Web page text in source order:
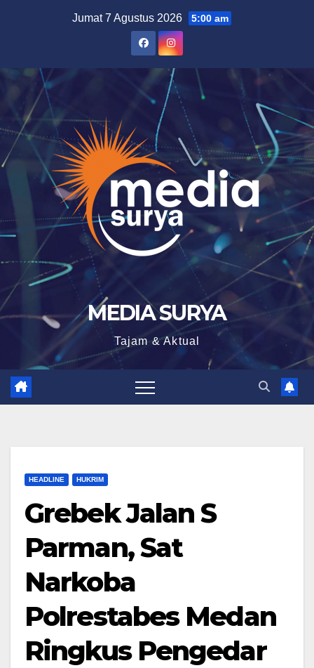
Jumat 7 Agustus 2026 5:00 am
MEDIA SURYA
Tajam & Aktual
HEADLINE HUKRIM
Grebek Jalan S
Parman, Sat
Narkoba
Polrestabes Medan
Ringkus Pengedar